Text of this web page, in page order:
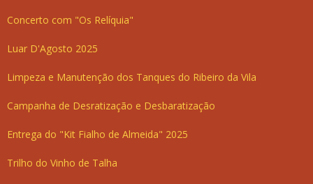
Concerto com "Os Relíquia"
Luar D'Agosto 2025
Limpeza e Manutenção dos Tanques do Ribeiro da Vila
Campanha de Desratização e Desbaratização
Entrega do "Kit Fialho de Almeida" 2025
Trilho do Vinho de Talha